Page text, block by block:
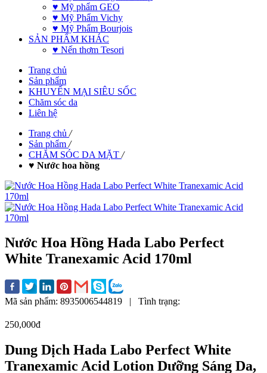
♥ Mỹ phẩm GEO
♥ Mỹ Phẩm Vichy
♥ Mỹ Phẩm Bourjois
SẢN PHẨM KHÁC
♥ Nến thơm Tesori
Trang chủ
Sản phẩm
KHUYẾN MẠI SIÊU SỐC
Chăm sóc da
Liên hệ
Trang chủ /
Sản phẩm /
CHĂM SÓC DA MẶT /
♥ Nước hoa hồng
Nước Hoa Hồng Hada Labo Perfect
White Tranexamic Acid 170ml
Mã sản phẩm: 8935006544819 | Tình trạng:
250,000đ
Dung Dịch Hada Labo Perfect White
Tranexamic Acid Lotion Dưỡng Sáng Da,